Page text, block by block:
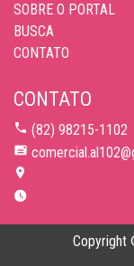
SOBRE O PORTAL
BUSCA
CONTATO
CONTATO
(82) 98215-1102
Copyright